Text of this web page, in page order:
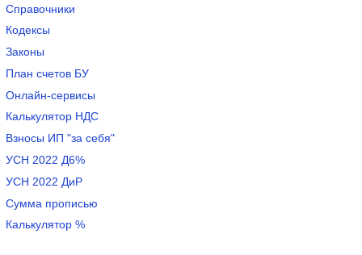
Справочники
Кодексы
Законы
План счетов БУ
Онлайн-сервисы
Калькулятор НДС
Взносы ИП "за себя"
УСН 2022 Д6%
УСН 2022 ДиР
Сумма прописью
Калькулятор %